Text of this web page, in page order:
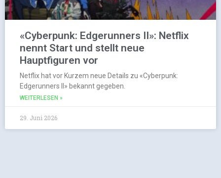
«Cyberpunk: Edgerunners II»: Netflix
nennt Start und stellt neue
Hauptfiguren vor
Netflix hat vor Kurzem neue Details zu «Cyberpunk:
Edgerunners II» bekannt gegeben.
WEITERLESEN »
29. Juni 2026